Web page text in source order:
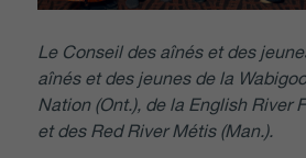
Le Conseil des aînés et des
aînés et des jeunes de la
Nation (Ont.), de la English River
et des Red River Métis (Man.).